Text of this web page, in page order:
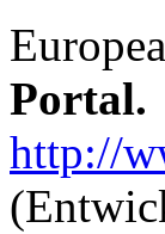
Portal.
http://